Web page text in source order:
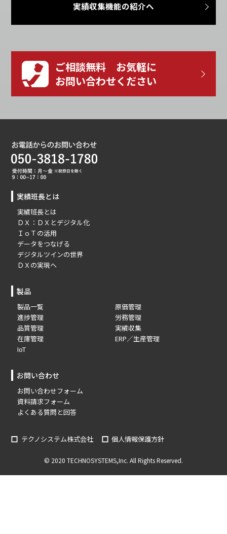
実績収集機能の紹介へ
ご相談無料 お気軽に
お問い合わせください
実績班長とは
実績班長とは
ＤＸ：ＤＸとデジタル化
ＩｏＴの活用
データをつなげる
デジタルツインの世界
ＤＸの実現へ
製品
製品一覧
進捗管理
品質管理
在庫管理
IoT
原価管理
労務管理
実績収集
ERP／生産管理
お問い合わせ
お問い合わせフォーム
資料請求フォーム
よくある質問と回答
テクノシステム株式会社 個人情報保護方針
© 2020 TECHNOSYSTEMS,Inc. All Rights Reserved.